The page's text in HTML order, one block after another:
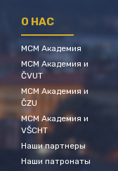
О НАС
МСМ Академия
МСМ Академия и
ČVUT
МСМ Академия и
ČZU
МСМ Академия и
VŠCHT
Наши партнеры
Наши патронаты